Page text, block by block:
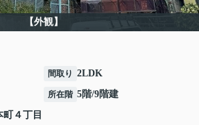
【外観】
間取り 2LDK
所在階 5階/9階建
４丁目